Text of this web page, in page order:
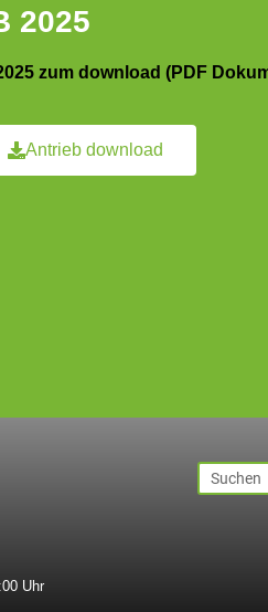
2025
zum download (PDF
Antrieb download
Uhr